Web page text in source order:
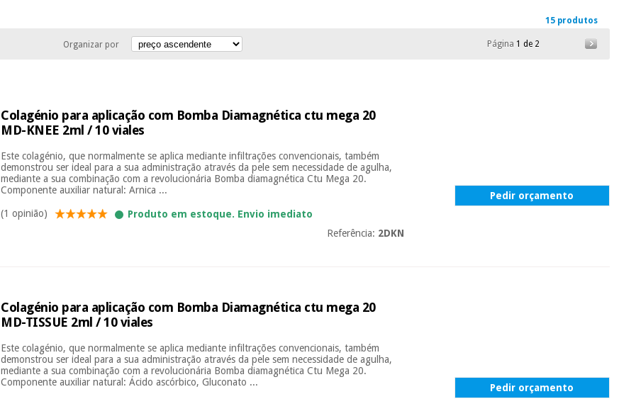
15 produtos
Organizar por Página 1 de 2
Colagénio para aplicação com Bomba Diamagnética ctu mega 20
MD-KNEE 2ml / 10 viales
Este colagénio, que normalmente se aplica mediante infiltrações convencionais, também
demonstrou ser ideal para a sua administração através da pele sem necessidade de agulha,
mediante a sua combinação com a revolucionária Bomba diamagnética Ctu Mega 20.
Componente auxiliar natural: Arnica ...
(1 opinião)
Produto em estoque. Envio imediato
Referência: 2DKN
Pedir orçamento
Colagénio para aplicação com Bomba Diamagnética ctu mega 20
MD-TISSUE 2ml / 10 viales
Este colagénio, que normalmente se aplica mediante infiltrações convencionais, também
demonstrou ser ideal para a sua administração através da pele sem necessidade de agulha,
mediante a sua combinação com a revolucionária Bomba diamagnética Ctu Mega 20.
Componente auxiliar natural: Ácido ascórbico, Gluconato ...
Pedir orçamento